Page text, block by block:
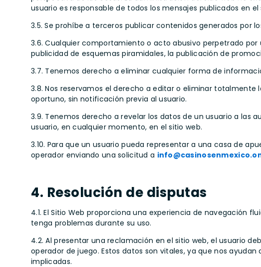
usuario es responsable de todos los mensajes publicados en el
3.5. Se prohíbe a terceros publicar contenidos generados por
3.6. Cualquier comportamiento o acto abusivo perpetrado
publicidad de esquemas piramidales, la publicación de
3.7. Tenemos derecho a eliminar cualquier forma de
3.8. Nos reservamos el derecho a editar o eliminar
oportuno, sin notificación previa al usuario.
3.9. Tenemos derecho a revelar los datos de un usuario a las
usuario, en cualquier momento, en el sitio web.
3.10. Para que un usuario pueda representar a una casa de
operador enviando una solicitud a
4. Resolución de disputas
4.1. El Sitio Web proporciona una experiencia de navegación
tenga problemas durante su uso.
4.2. Al presentar una reclamación en el sitio web, el usuario
operador de juego. Estos datos son vitales, ya que nos
implicadas.